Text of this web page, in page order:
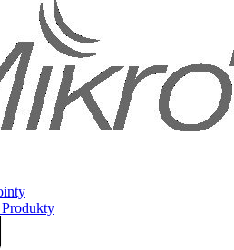
Produkty